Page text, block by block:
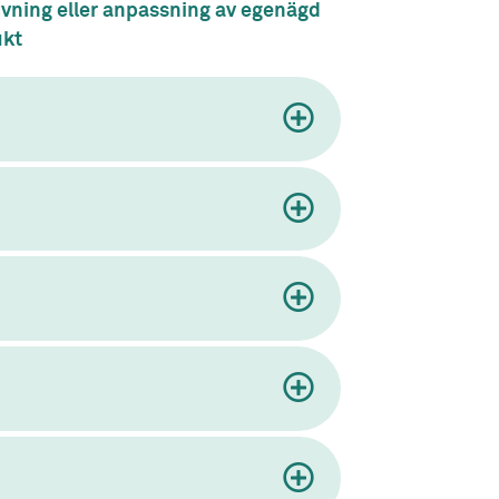
eller anpassning av egenägd